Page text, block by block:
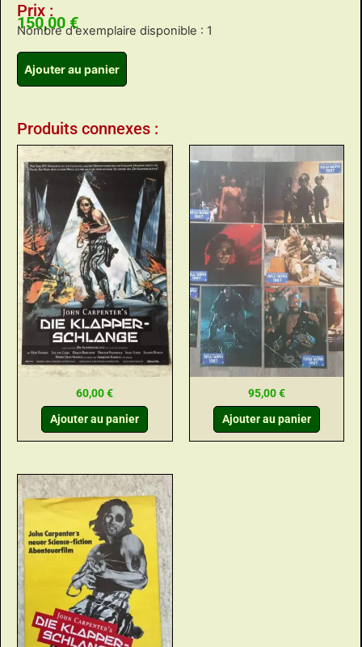
Prix :
150,00 €
Nombre d'exemplaire disponible : 1
Ajouter au panier
Produits connexes :
60,00€
Ajouter au panier
95,00€
Ajouter au panier